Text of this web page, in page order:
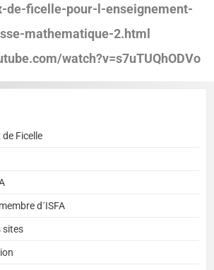
de-ficelle-pour-l-enseignement-
mathematique-2.html
watch?v=s7uTUQhODVo
Ficelle
d´ISFA
sites